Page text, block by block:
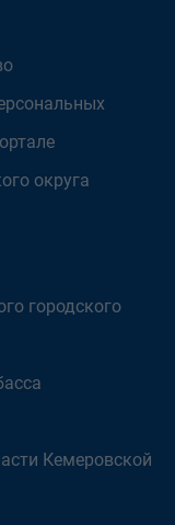
округа
городского
Кемеровской